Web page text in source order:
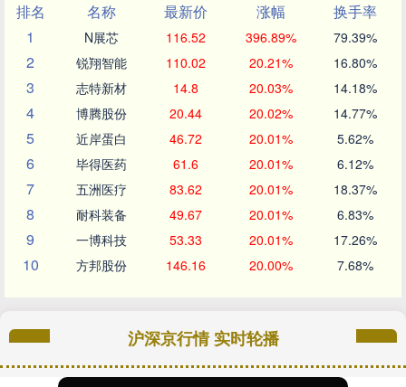
排名
名称 最新价 涨幅
换手率
1
N展芯 116.52 396.89% 79.39%
2 锐翔智能 110.02 20.21% 16.80%
3 志特新材 14.8 20.03% 14.18%
4 博腾股份 20.44 20.02% 14.77%
5 近岸蛋白 46.72 20.01% 5.62%
6 毕得医药 61.6 20.01% 6.12%
7 五洲医疗 83.62 20.01% 18.37%
8 耐科装备 49.67 20.01% 6.83%
9 一博科技 53.33 20.01% 17.26%
10 方邦股份 146.16 20.00% 7.68%
沪深京行情 实时轮播